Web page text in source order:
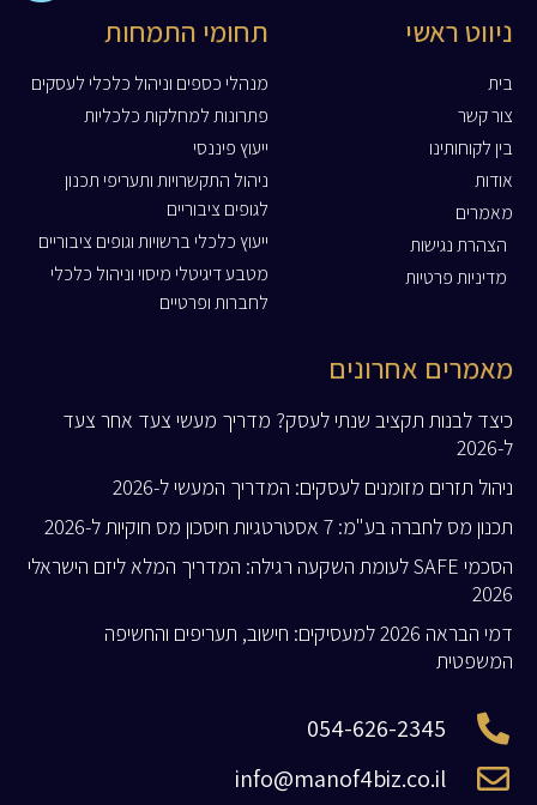
ניווט ראשי
בית
צור קשר
בין לקוחותינו
אודות
מאמרים
הצהרת נגישות
מדיניות פרטיות
תחומי התמחות
מנהלי כספים וניהול כלכלי לעסקים
פתרונות למחלקות כלכליות
ייעוץ פיננסי
ניהול התקשרויות ותעריפי תכנון
לגופים ציבוריים
ייעוץ כלכלי ברשויות וגופים ציבוריים
מטבע דיגיטלי מיסוי וניהול כלכלי
לחברות ופרטיים
מאמרים אחרונים
כיצד לבנות תקציב שנתי לעסק? מדריך מעשי צעד אחר צעד
ל-2026
ניהול תזרים מזומנים לעסקים: המדריך המעשי ל-2026
תכנון מס לחברה בע"מ: 7 אסטרטגיות חיסכון מס חוקיות ל-2026
הסכמי SAFE לעומת השקעה רגילה: המדריך המלא ליזם הישראלי
2026
דמי הבראה 2026 למעסיקים: חישוב, תעריפים והחשיפה
המשפטית
054-626-2345
info@manof4biz.co.il